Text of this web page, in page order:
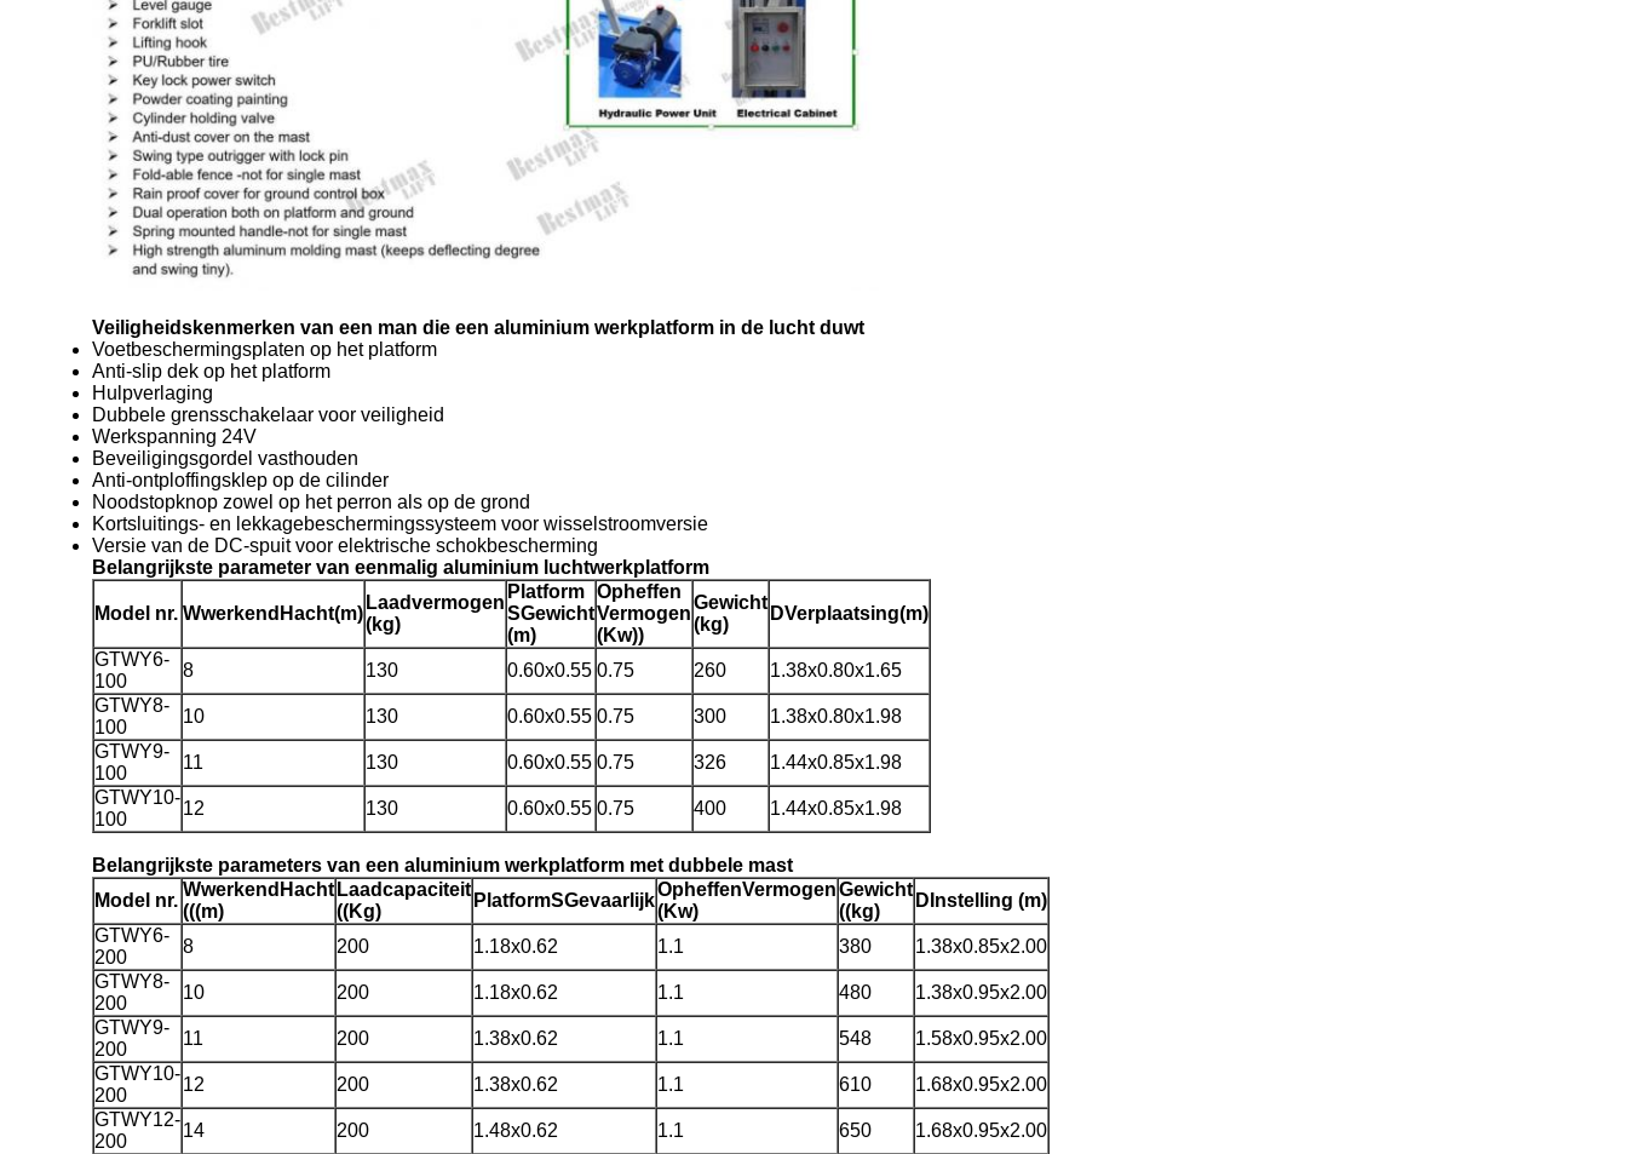
Veiligheidskenmerken van een man die een aluminium werkplatform in de lucht duwt
Voetbeschermingsplaten op het platform
Anti-slip dek op het platform
Hulpverlaging
Dubbele grensschakelaar voor veiligheid
Werkspanning 24V
Beveiligingsgordel vasthouden
Anti-ontploffingsklep op de cilinder
Noodstopknop zowel op het perron als op de grond
Kortsluitings- en lekkagebeschermingssysteem voor wisselstroomversie
Versie van de DC-spuit voor elektrische schokbescherming
Belangrijkste parameter van eenmalig aluminium luchtwerkplatform
Model nr. Wwerkend Hacht(m)
Laadvermogen
(kg)
Platform
SGewicht
(m)
Opheffen
Vermogen
(Kw))
Gewicht
(kg)
DVerplaatsing(m)
GTWY6-
100
8 130 0.60x0.55 0.75 260
1.38x0.80x1.65
GTWY8-
100
10 130 0.60x0.55 0.75 300
1.38x0.80x1.98
GTWY9-
100
11 130 0.60x0.55 0.75 326
1.44x0.85x1.98
GTWY10-
100
12 130 0.60x0.55 0.75 400 1.44x0.85x1.98
Belangrijkste parameters van een aluminium werkplatform met dubbele mast
Model nr.
Wwerkend Hacht
(((m)
Laadcapaciteit
((Kg)
PlatformSGevaarlijk
OpheffenVermogen
(Kw)
Gewicht
((kg)
D Instelling (m)
GTWY6-
200
8 200 1.18x0.62 1.1 380
1.38x0.85x2.00
GTWY8-
200
10 200 1.18x0.62 1.1 480
1.38x0.95x2.00
GTWY9-
200
11 200 1.38x0.62 1.1 548
1.58x0.95x2.00
GTWY10-
200
12 200 1.38x0.62 1.1 610
1.68x0.95x2.00
GTWY12-
200
14 200 1.48x0.62 1.1 650
1.68x0.95x2.00